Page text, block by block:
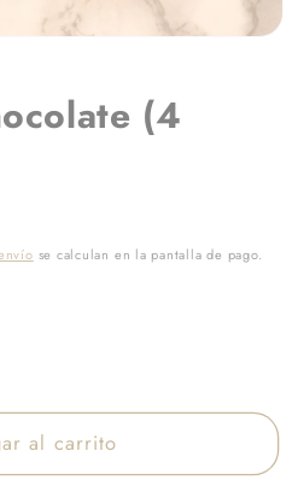
(4
se calculan en la pantalla de pago.
al carrito